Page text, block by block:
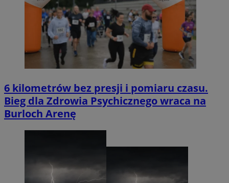
6 kilometrów bez presji i pomiaru czasu.
Bieg dla Zdrowia Psychicznego wraca na
Burloch Arenę